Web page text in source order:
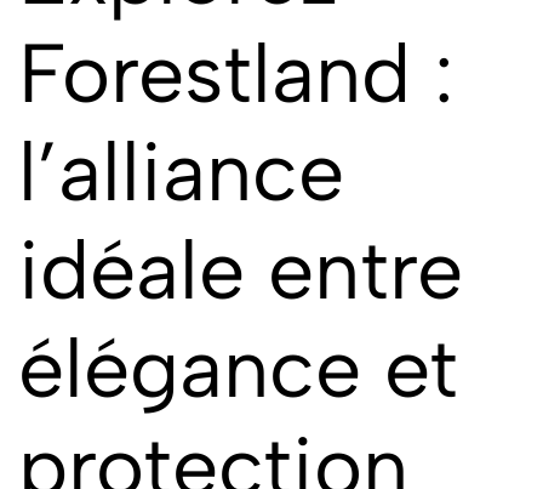
Forestland :
l’alliance
idéale entre
élégance et
protection